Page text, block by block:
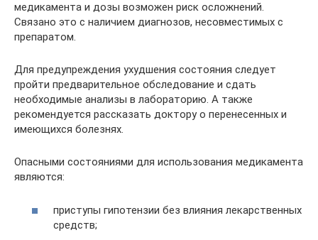
медикамента и дозы возможен риск осложнений.
Связано это с наличием диагнозов, несовместимых с
препаратом.
Для предупреждения ухудшения состояния следует
пройти предварительное обследование и сдать
необходимые анализы в лабораторию. А также
рекомендуется рассказать доктору о перенесенных и
имеющихся болезнях.
Опасными состояниями для использования медикамента
являются:
приступы гипотензии без влияния лекарственных
средств;